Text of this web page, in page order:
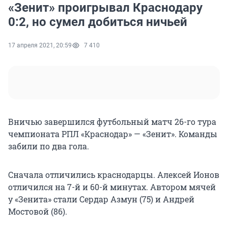
«Зенит» проигрывал Краснодару
0:2, но сумел добиться ничьей
17 апреля 2021, 20:59 7 410
Вничью завершился футбольный матч 26-го тура
чемпионата РПЛ «Краснодар» — «Зенит». Команды
забили по два гола.
Сначала отличились краснодарцы. Алексей Ионов
отличился на 7-й и 60-й минутах. Автором мячей
у «Зенита» стали Сердар Азмун (75) и Андрей
Мостовой (86).